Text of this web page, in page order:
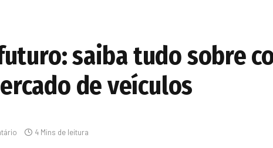
saiba tudo sobre
de veículos
4 Mins de leitura